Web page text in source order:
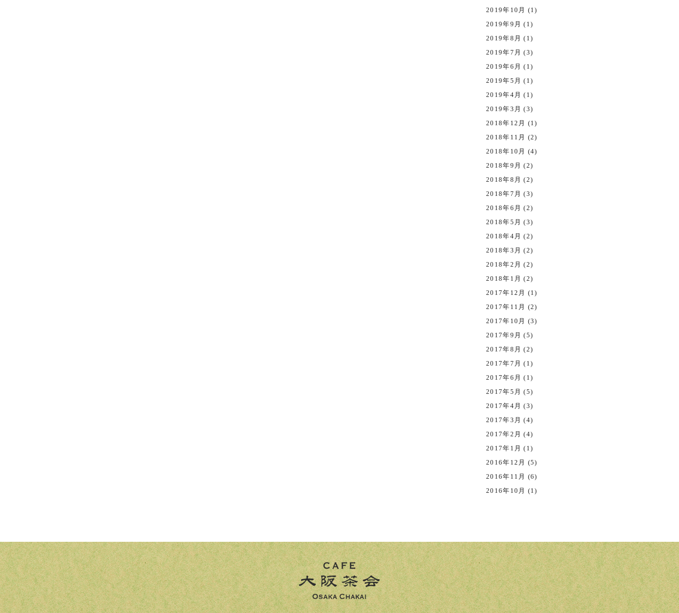
2019年10月 (1)
2019年9月 (1)
2019年8月 (1)
2019年7月 (3)
2019年6月 (1)
2019年5月 (1)
2019年4月 (1)
2019年3月 (3)
2018年12月 (1)
2018年11月 (2)
2018年10月 (4)
2018年9月 (2)
2018年8月 (2)
2018年7月 (3)
2018年6月 (2)
2018年5月 (3)
2018年4月 (2)
2018年3月 (2)
2018年2月 (2)
2018年1月 (2)
2017年12月 (1)
2017年11月 (2)
2017年10月 (3)
2017年9月 (5)
2017年8月 (2)
2017年7月 (1)
2017年6月 (1)
2017年5月 (5)
2017年4月 (3)
2017年3月 (4)
2017年2月 (4)
2017年1月 (1)
2016年12月 (5)
2016年11月 (6)
2016年10月 (1)